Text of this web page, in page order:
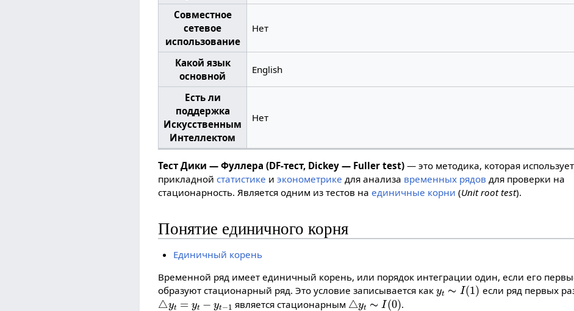
Совместное
сетевое
использование
Нет
Какой язык
основной
English
Есть ли
поддержка
Искусственным
Интеллектом
Нет
Тест Дики — Фуллера (DF-тест, Dickey — Fuller test) — это методика, которая
прикладнойстатистике иэконометрике для анализа временных рядов для проверки на
стационарность. Является одним из тестов наединичные корни (Unit root test).
Понятие единичного корня
Единичный корень
Временной ряд имеет единичный корень, или порядок интеграции один, если его
образуют стационарный ряд. Это условие записывается как
y t∼I(1)
если ряд первых
△yt=yt−yt−1
является стационарным
△yt∼I(0)
.